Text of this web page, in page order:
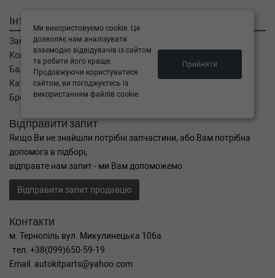
Інтернет магазин
Замовлення
Кошик
Баланс
Каталог товарів
Бренди
Відправити запит
Якщо Ви не знайшли потрібні запчастини, або Вам потрібна
допомога в підборі,
відправте нам запит - ми Вам допоможемо
Відправити запит продавцю
Контакти
м. Тернопіль вул. Микулинецька 106а
тел. +38(099)650-59-19
Email. autokitparts@yahoo.com
Ми використовуємо cookie. Це
дозволяє нам аналізувати
взаємодію відвідувачів із сайтом
та робити його краще.
Продовжуючи користуватися
сайтом, ви погоджуєтесь із
використанням файлів cookie.
Прийняти